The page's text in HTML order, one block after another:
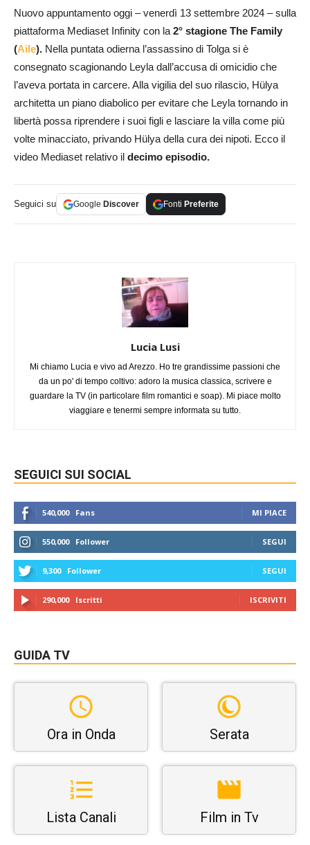
Nuovo appuntamento oggi – venerdì 13 settembre 2024 – sulla
piattaforma Mediaset Infinity con la2° stagione The Family
(Aile). Nella puntata odierna l’assassino di Tolga si è
consegnato scagionando Leyla dall’accusa di omicidio che
l’aveva portata in carcere. Alla vigilia del suo rilascio, Hülya
architetta un piano diabolico per evitare che Leyla tornando in
libertà possa riprendere i suoi figli e lasciare la villa come più
volte minacciato, privando Hülya della cura dei nipoti. Ecco il
video Mediaset relativo il decimo episodio.
Seguici su Google Discover Fonti Preferite
Lucia Lusi
Mi chiamo Lucia e vivo ad Arezzo. Ho tre grandissime passioni che
da un po' di tempo coltivo: adoro la musica classica, scrivere e
guardare la TV (in particolare film romantici e soap). Mi piace molto
viaggiare e tenermi sempre informata su tutto.
SEGUICI SUI SOCIAL
540,000 Fans MI PIACE
550,000 Follower SEGUI
9,300 Follower SEGUI
290,000 Iscritti ISCRIVITI
GUIDA TV
Ora in Onda Serata
Lista Canali Film in Tv